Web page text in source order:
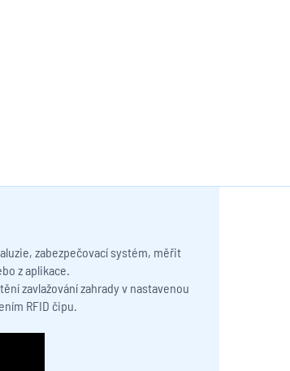
zabezpečovací systém, měřit
z aplikace.
zavlažování zahrady v nastavenou
RFID čipu.